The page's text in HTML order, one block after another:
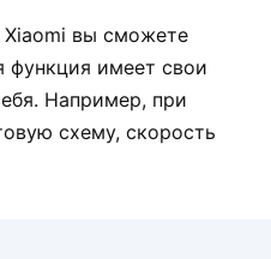
Xiaomi вы сможете
функция имеет свои
Например, при
схему, скорость